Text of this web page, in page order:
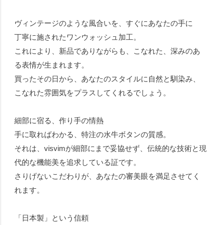
ヴィンテージのような風合いを、すぐにあなたの手に
丁寧に施されたワンウォッシュ加工。
これにより、新品でありながらも、こなれた、深みのあ
る表情が生まれます。
買ったその日から、あなたのスタイルに自然と馴染み、
こなれた雰囲気をプラスしてくれるでしょう。
細部に宿る、作り手の情熱
手に取ればわかる、特注の水牛ボタンの質感。
それは、visvimが細部にまで妥協せず、伝統的な技術と現
代的な機能美を追求している証です。
さりげないこだわりが、あなたの審美眼を満足させてく
れます。
「日本製」という信頼